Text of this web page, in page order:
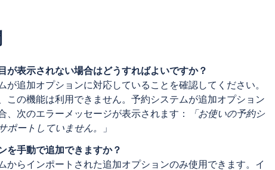
が表示されない場合はどうすればよいですか？
が追加オプションに対応していることを確認してください。
この機能は利用できません。予約システムが追加オプション
、次のエラーメッセージが表示されます：
「お使いの予約シ
ポートしていません。
」
を手動で追加できますか？
からインポートされた追加オプションのみ使用できます。イ